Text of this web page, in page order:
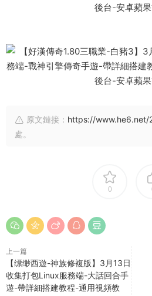
原文鏈接： https://www.he6.net/
處。
0
上一篇
【缥缈西遊-神族修複版】3月13日
收集打包Linux服務端-大話回合手
遊-帶詳細搭建教程-通用視頻教